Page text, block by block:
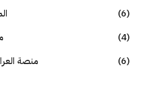
(6)
(4)
منصة
(6)